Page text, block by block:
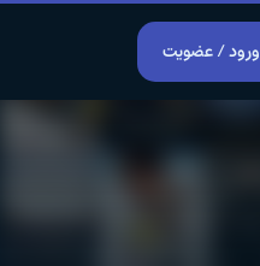
ورود / عضویت